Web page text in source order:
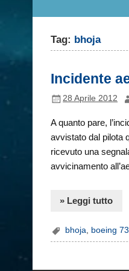
Tag: bhoja
Incidente
28 Aprile 2012
A quanto pare,
avvistato dal pilota
ricevuto una
avvicinamento
» Leggi tutto
bhoja, boeing